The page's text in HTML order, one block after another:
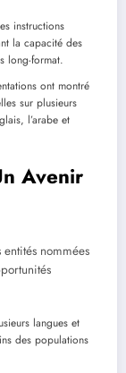
instructions
la capacité des
long-format.
ont montré
sur plusieurs
l’arabe et
Avenir
nommées
langues et
des populations